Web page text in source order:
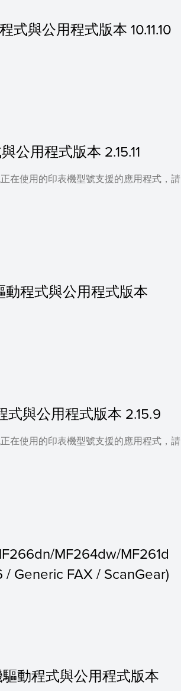
式與公用程式版本 10.11.10
公用程式版本 2.15.11
在使用的印表機型號支援的應用程式，請
動程式與公用程式版本
式與公用程式版本 2.15.9
在使用的印表機型號支援的應用程式，請
MF264dw/MF261d
/ Generic FAX / ScanGear)
驅動程式與公用程式版本